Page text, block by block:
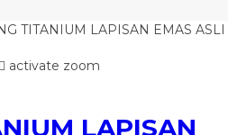
TITANIUM LAPISAN EMAS ASLI
activate zoom
LAPISAN